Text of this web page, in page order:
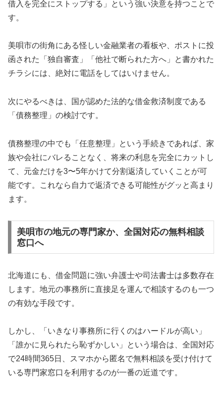
借入を完全にストップする」という強い決意を持つことで
す。
美唄市の街角にある怪しい金融業者の看板や、ポストに投
函された「独自審査」「他社で断られた方へ」と書かれた
チラシには、絶対に電話をしてはいけません。
次にやるべきは、国が認めた法的な借金救済制度である
「債務整理」の検討です。
債務整理の中でも「任意整理」という手続きであれば、家
族や会社にバレることなく、将来の利息を完全にカットし
て、元金だけを3〜5年かけて分割返済していくことが可
能です。これなら自力で返済できる可能性がグッと高まり
ます。
美唄市の地元の専門家か、全国対応の無料相談
窓口へ
北海道にも、借金問題に強い弁護士や司法書士は多数存在
します。地元の事務所に直接足を運んで相談するのも一つ
の有効な手段です。
しかし、「いきなり事務所に行くのはハードルが高い」
「誰かに見られたら恥ずかしい」という場合は、全国対応
で24時間365日、スマホから匿名で無料相談を受け付けて
いる専門家窓口を利用するのが一番の近道です。